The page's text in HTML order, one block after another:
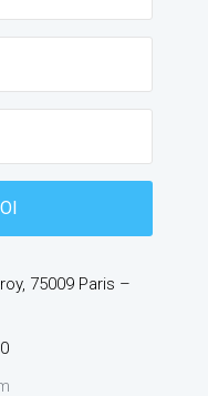
75009 Paris –